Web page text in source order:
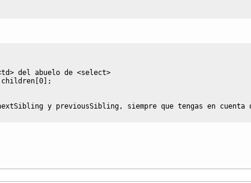
del abuelo de <select>
children 0
;
y previousSibling, siempre que tengas en